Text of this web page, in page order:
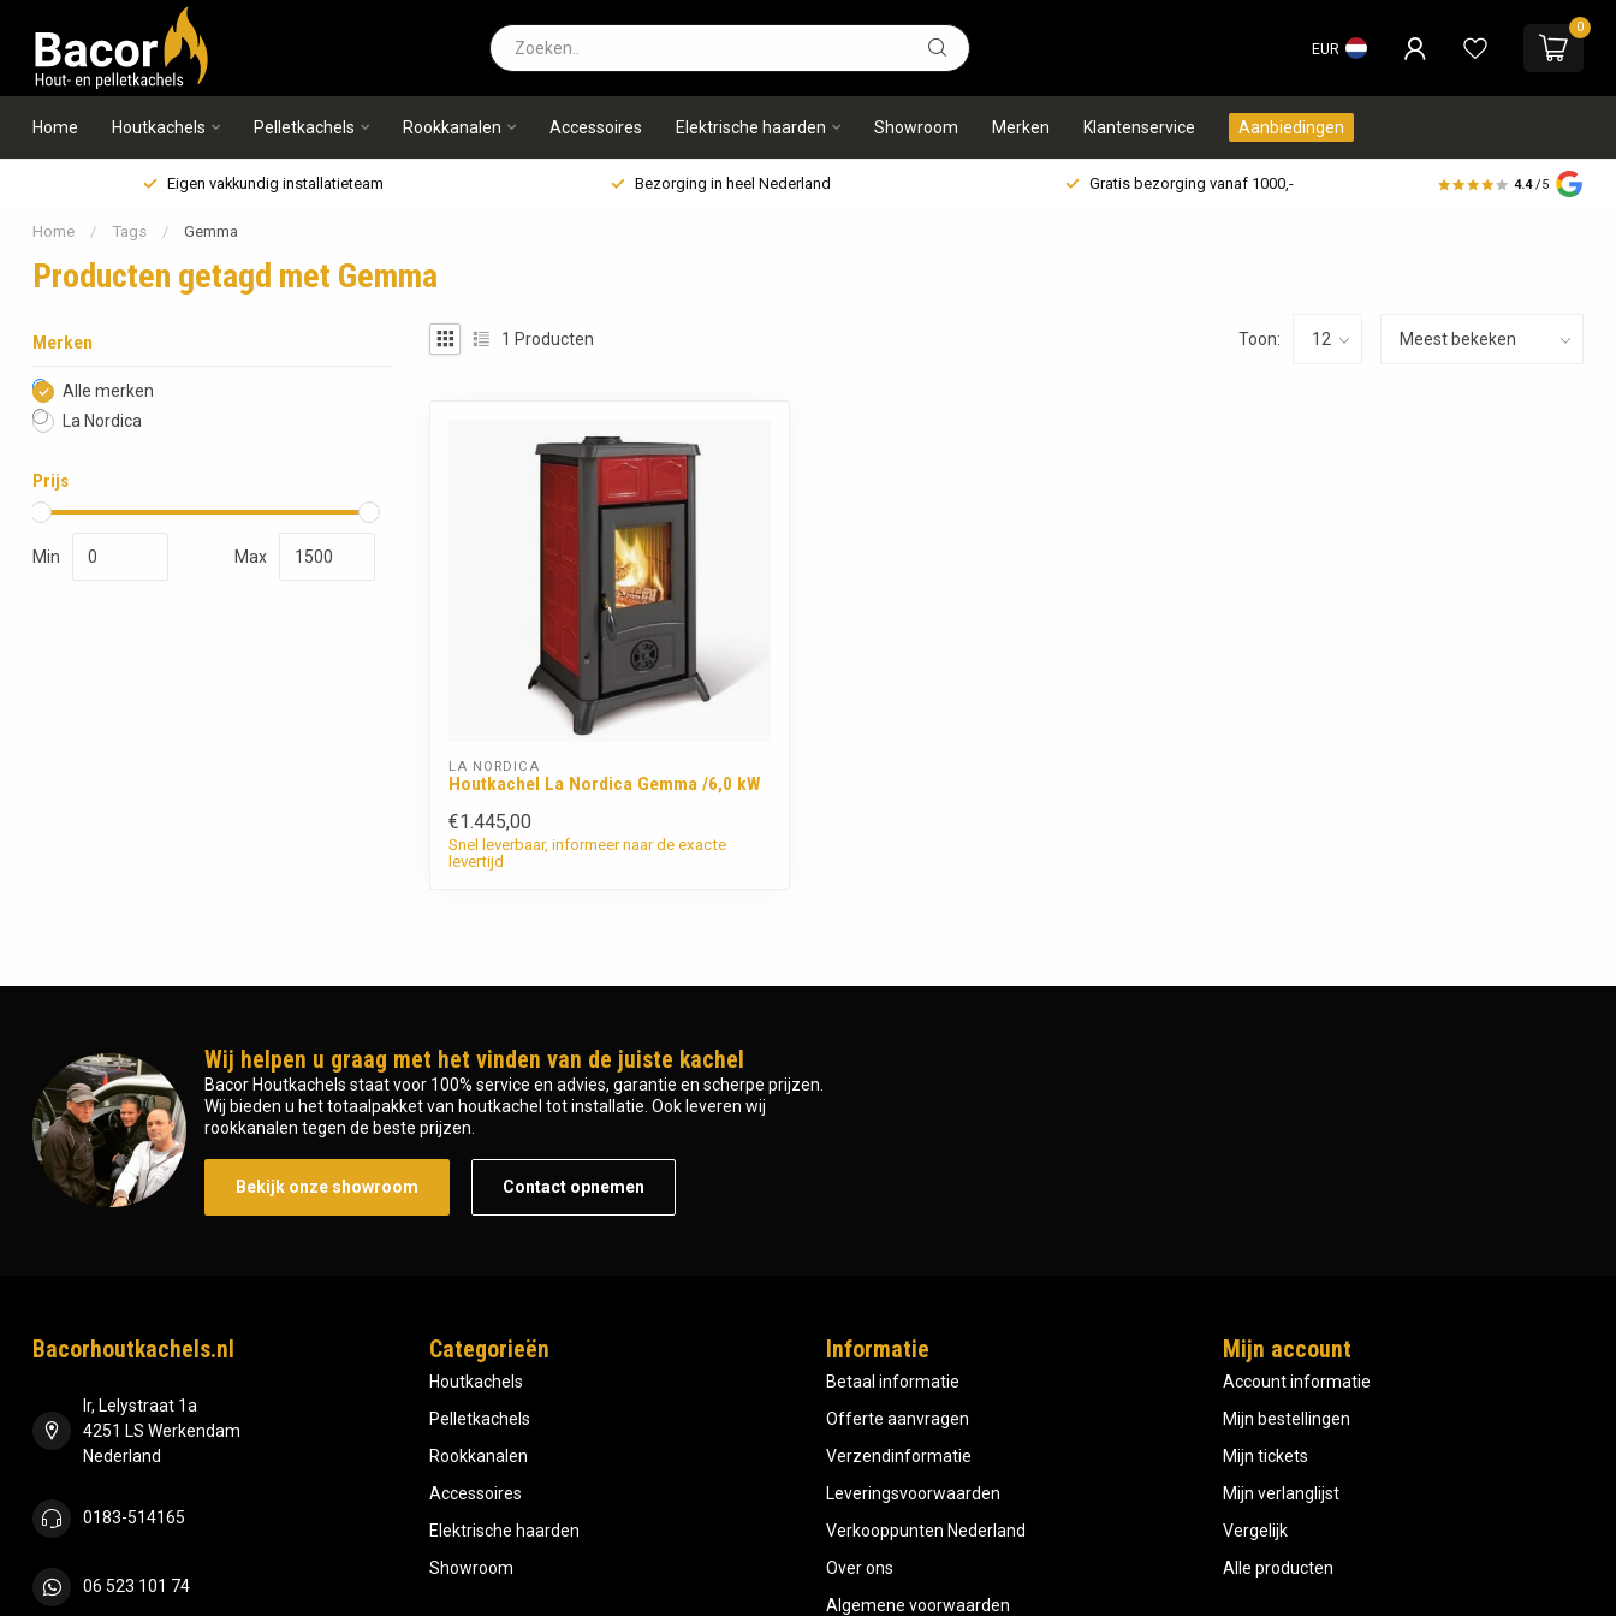
EUR
0
Home Houtkachels Pelletkachels Rookkanalen Accessoires Elektrische haarden Showroom Merken Klantenservice Aanbiedingen
Eigen vakkundig installatieteam Bezorging in heel Nederland Gratis bezorging vanaf 1000,- 4.4 /5
Home / Tags / Gemma
Producten getagd met Gemma
Merken
Alle merken
La Nordica
Prijs
Min Max
1 Producten Toon:
LA NORDICA
Houtkachel La Nordica Gemma /6,0 kW
€1.445,00
Snel leverbaar, informeer naar de exacte
levertijd
Wij helpen u graag met het vinden van de juiste kachel
Bacor Houtkachels staat voor 100% service en advies, garantie en scherpe prijzen.
Wij bieden u het totaalpakket van houtkachel tot installatie. Ook leveren wij
rookkanalen tegen de beste prijzen.
Bekijk onze showroom Contact opnemen
Bacorhoutkachels.nl
Ir, Lelystraat 1a
4251 LS Werkendam
Nederland
0183-514165
06 523 101 74
Categorieën
Houtkachels
Pelletkachels
Rookkanalen
Accessoires
Elektrische haarden
Showroom
Informatie
Betaal informatie
Offerte aanvragen
Verzendinformatie
Leveringsvoorwaarden
Verkooppunten Nederland
Over ons
Algemene voorwaarden
Mijn account
Account informatie
Mijn bestellingen
Mijn tickets
Mijn verlanglijst
Vergelijk
Alle producten